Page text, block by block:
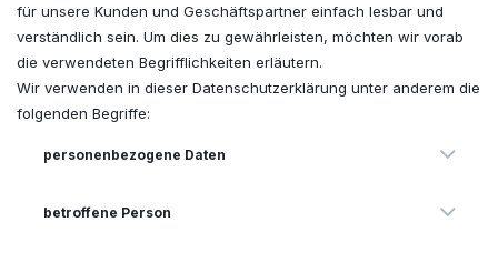
für unsere Kunden und Geschäftspartner einfach lesbar und
verständlich sein. Um dies zu gewährleisten, möchten wir vorab
die verwendeten Begrifflichkeiten erläutern.
Wir verwenden in dieser Datenschutzerklärung unter anderem die
folgenden Begriffe:
personenbezogene Daten
betroffene Person